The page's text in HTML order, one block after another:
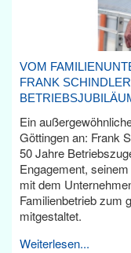
VOM
FRANK
Ein
Göttingen an: Frank
50 Jahre
Engagement,
mit dem
Familienbetrieb zum
mitgestaltet.
Weiterlesen...